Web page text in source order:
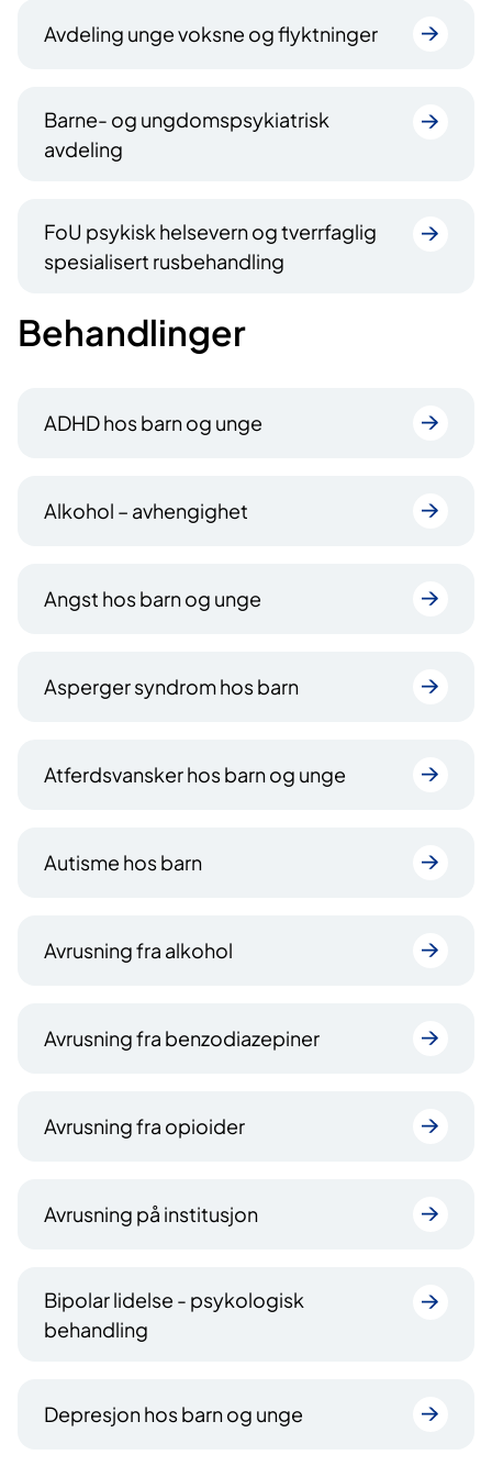
Avdeling unge voksne og flyktninger
Barne- og ungdomspsykiatrisk
avdeling
FoU psykisk helsevern og tverrfaglig
spesialisert rusbehandling
Behandlinger
ADHD hos barn og unge
Alkohol – avhengighet
Angst hos barn og unge
Asperger syndrom hos barn
Atferdsvansker hos barn og unge
Autisme hos barn
Avrusning fra alkohol
Avrusning fra benzodiazepiner
Avrusning fra opioider
Avrusning på institusjon
Bipolar lidelse - psykologisk
behandling
Depresjon hos barn og unge